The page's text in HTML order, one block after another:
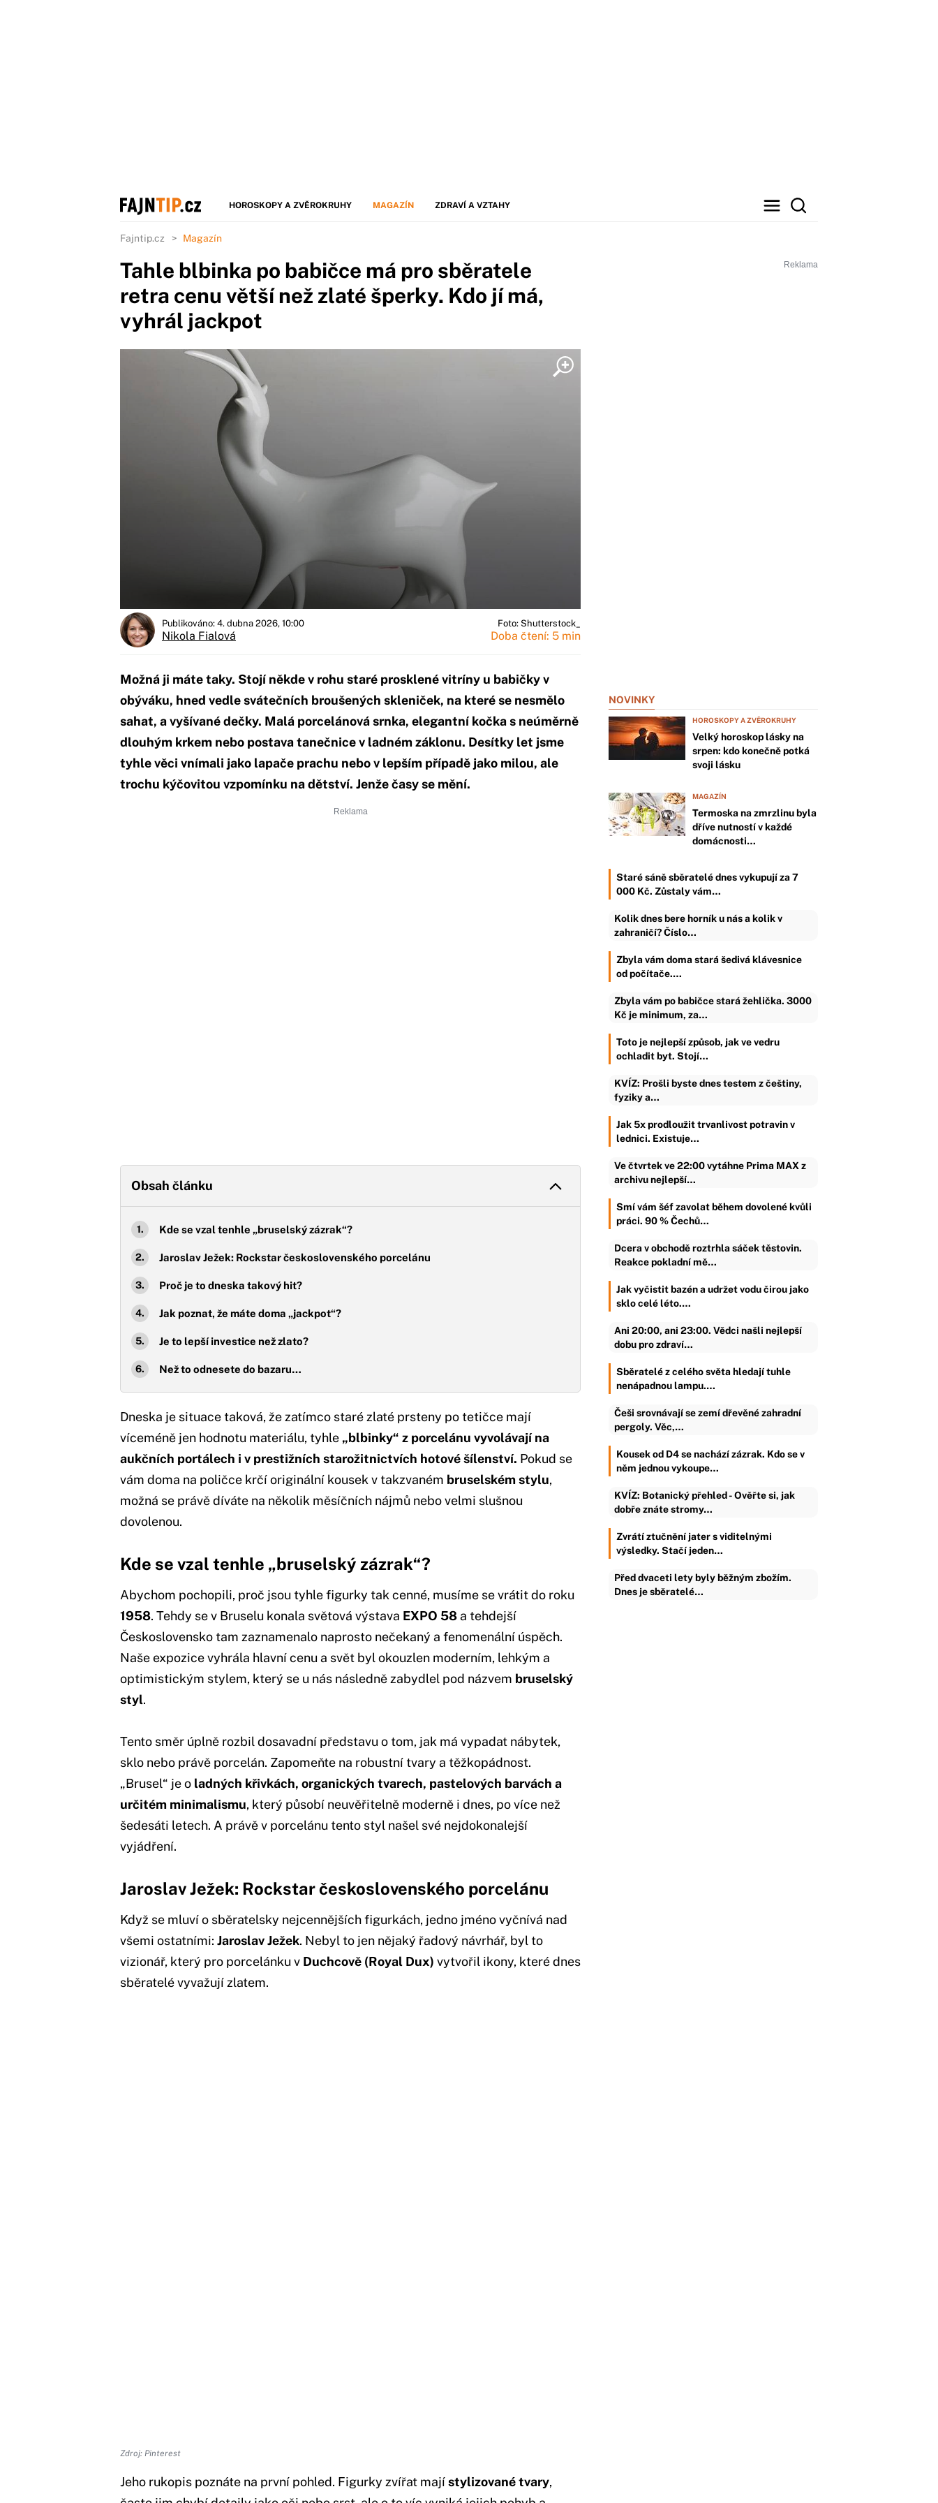
HOROSKOPY A ZVĚROKRUHY MAGAZÍN ZDRAVÍ A VZTAHY
Fajntip.cz Magazín
Tahle blbinka po babičce má pro sběratele
retra cenu větší než zlaté šperky. Kdo jí má,
vyhrál jackpot
Publikováno: 4. dubna 2026, 10:00
Nikola Fialová
Foto: Shutterstock_
Doba čtení: 5 min
Možná ji máte taky. Stojí někde v rohu staré prosklené vitríny u babičky v
obýváku, hned vedle svátečních broušených skleniček, na které se nesmělo
sahat, a vyšívané dečky. Malá porcelánová srnka, elegantní kočka s neúměrně
dlouhým krkem nebo postava tanečnice v ladném záklonu. Desítky let jsme
tyhle věci vnímali jako lapače prachu nebo v lepším případě jako milou, ale
trochu kýčovitou vzpomínku na dětství. Jenže časy se mění.
Obsah článku
Kde se vzal tenhle „bruselský zázrak“?
Jaroslav Ježek: Rockstar československého porcelánu
Proč je to dneska takový hit?
Jak poznat, že máte doma „jackpot“?
Je to lepší investice než zlato?
Než to odnesete do bazaru…
Dneska je situace taková, že zatímco staré zlaté prsteny po tetičce mají
víceméně jen hodnotu materiálu, tyhle „blbinky“ z porcelánu vyvolávají na
aukčních portálech i v prestižních starožitnictvích hotové šílenství. Pokud se
vám doma na poličce krčí originální kousek v takzvaném bruselském stylu,
možná se právě díváte na několik měsíčních nájmů nebo velmi slušnou
dovolenou.
Kde se vzal tenhle „bruselský zázrak“?
Abychom pochopili, proč jsou tyhle figurky tak cenné, musíme se vrátit do roku
1958. Tehdy se v Bruselu konala světová výstava EXPO 58a tehdejší
Československo tam zaznamenalo naprosto nečekaný a fenomenální úspěch.
Naše expozice vyhrála hlavní cenu a svět byl okouzlen moderním, lehkým a
optimistickým stylem, který se u nás následně zabydlel pod názvem bruselský
styl.
Tento směr úplně rozbil dosavadní představu o tom, jak má vypadat nábytek,
sklo nebo právě porcelán. Zapomeňte na robustní tvary a těžkopádnost.
„Brusel“ je o ladných křivkách, organických tvarech, pastelových barvách a
určitém minimalismu, který působí neuvěřitelně moderně i dnes, po více než
šedesáti letech. A právě v porcelánu tento styl našel své nejdokonalejší
vyjádření.
Jaroslav Ježek: Rockstar československého porcelánu
Když se mluví o sběratelsky nejcennějších figurkách, jedno jméno vyčnívá nad
všemi ostatními: Jaroslav Ježek. Nebyl to jen nějaký řadový návrhář, byl to
vizionář, který pro porcelánku v Duchcově (Royal Dux) vytvořil ikony, které dnes
sběratelé vyvažují zlatem.
Zdroj: Pinterest
Jeho rukopis poznáte na první pohled. Figurky zvířat majístylizované tvary,
NOVINKY
HOROSKOPY A ZVĚROKRUHY
Velký horoskop lásky na
srpen: kdo konečně potká
svoji lásku
MAGAZÍN
Termoska na zmrzlinu byla
dříve nutností v každé
domácnosti…
Staré sáně sběratelé dnes vykupují za 7
000 Kč. Zůstaly vám…
Kolik dnes bere horník u nás a kolik v
zahraničí? Číslo…
Zbyla vám doma stará šedivá klávesnice
od počítače.…
Zbyla vám po babičce stará žehlička. 3000
Kč je minimum, za…
Toto je nejlepší způsob, jak ve vedru
ochladit byt. Stojí…
KVÍZ: Prošli byste dnes testem z češtiny,
fyziky a…
Jak 5x prodloužit trvanlivost potravin v
lednici. Existuje…
Ve čtvrtek ve 22:00 vytáhne Prima MAX z
archivu nejlepší…
Smí vám šéf zavolat během dovolené kvůli
práci. 90 % Čechů…
Dcera v obchodě roztrhla sáček těstovin.
Reakce pokladní mě…
Jak vyčistit bazén a udržet vodu čirou jako
sklo celé léto.…
Ani 20:00, ani 23:00. Vědci našli nejlepší
dobu pro zdraví…
Sběratelé z celého světa hledají tuhle
nenápadnou lampu.…
Češi srovnávají se zemí dřevěné zahradní
pergoly. Věc,…
Kousek od D4 se nachází zázrak. Kdo se v
něm jednou vykoupe…
KVÍZ: Botanický přehled - Ověřte si, jak
dobře znáte stromy…
Zvrátí ztučnění jater s viditelnými
výsledky. Stačí jeden…
Před dvaceti lety byly běžným zbožím.
Dnes je sběratelé…